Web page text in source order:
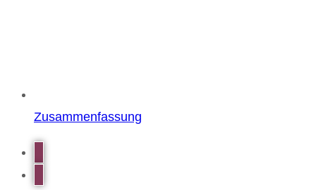
Zusammenfassung